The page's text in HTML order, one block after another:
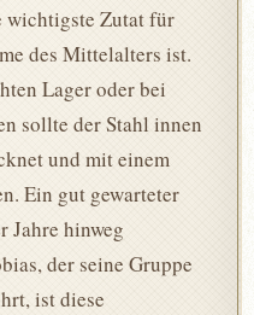
wichtigste Zutat für
des Mittelalters ist.
Lager oder bei
sollte der Stahl innen
und mit einem
Ein gut gewarteter
Jahre hinweg
der seine Gruppe
ist diese